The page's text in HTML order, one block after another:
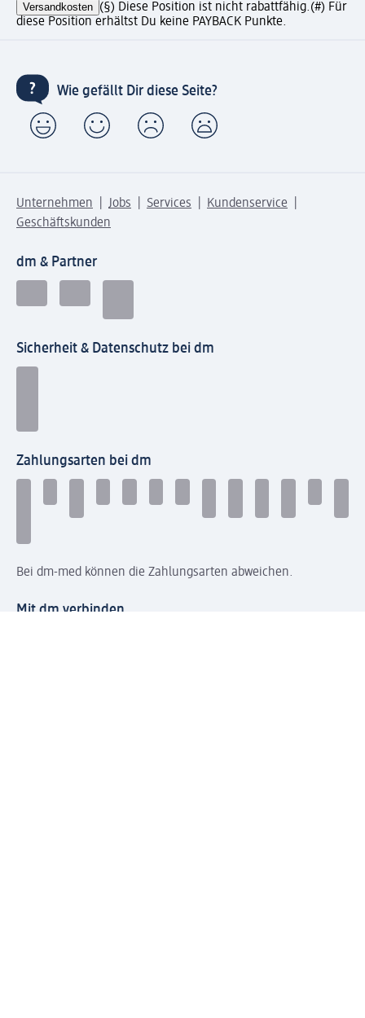
Versandkosten (§) Diese Position ist nicht rabattfähig.(#) Für
diese Position erhältst Du keine PAYBACK Punkte.
Wie gefällt Dir diese Seite?
Unternehmen Jobs Services
Kundenservice
Geschäftskunden
dm & Partner
Sicherheit & Datenschutz bei dm
Zahlungsarten bei dm
Bei dm-med können die Zahlungsarten abweichen.
Mit dm verbinden